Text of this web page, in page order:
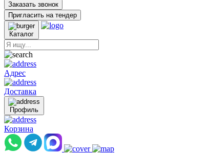
Заказать звонок
Пригласить на тендер
Каталог
Адрес
Доставка
Профиль
Корзина